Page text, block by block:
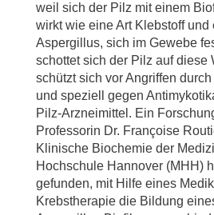
weil sich der Pilz mit einem
wirkt wie eine Art Klebstoff und
Aspergillus, sich im Gewebe
schottet sich der Pilz auf diese
schützt sich vor Angriffen
und speziell gegen
Pilz-Arzneimittel. Ein
Professorin Dr. Françoise
Klinische Biochemie der
Hochschule Hannover (MHH)
gefunden, mit Hilfe eines
Krebstherapie die Bildung